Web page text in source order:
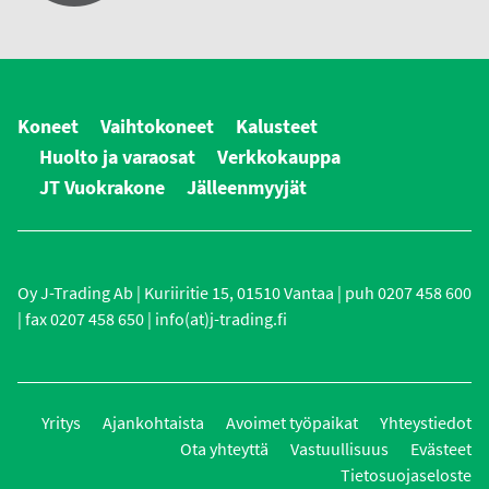
Koneet Vaihtokoneet
Kalusteet
Huolto ja varaosat
Verkkokauppa
JT Vuokrakone
Jälleenmyyjät
Oy J-Trading Ab | Kuriiritie 15, 01510 Vantaa | puh 0207 458 600
| fax 0207 458 650 | info(at)j-trading.fi
Yritys Ajankohtaista Avoimet työpaikat
Yhteystiedot
Ota yhteyttä
Vastuullisuus
Evästeet
Tietosuojaseloste